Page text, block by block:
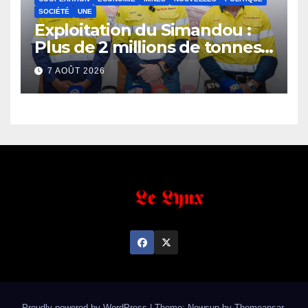
SOCIÉTÉ
UNE
Exploitation du Simandou :
Plus de 2 millions de tonnes
de fer exportées
7 AOÛT 2026